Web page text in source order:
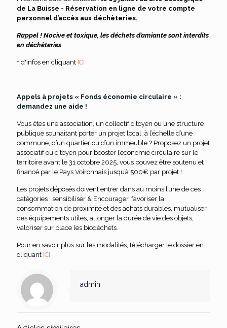
de La Buisse - Réservation en ligne de votre compte
personnel d’accès aux déchèteries.
Rappel ! Nocive et toxique, les déchets d’amiante sont interdits
en déchèteries
+ d'infos en cliquant ICI
Appels à projets « Fonds économie circulaire » :
demandez une aide !
Vous êtes une association, un collectif citoyen ou une structure
publique souhaitant porter un projet local, à l’échelle d’une
commune, d’un quartier ou d’un immeuble ? Proposez un projet
associatif ou citoyen pour booster l’économie circulaire sur le
territoire avant le 31 octobre 2025, vous pouvez être soutenu et
financé par le Pays Voironnais jusqu’à 500€ par projet !
Les projets déposés doivent entrer dans au moins l’une de ces
catégories : sensibiliser & Encourager, favoriser la
consommation de proximité et des achats durables, mutualiser
des équipements utiles, allonger la durée de vie des objets,
valoriser sur place les biodéchets.
Pour en savoir plus sur les modalités, télécharger le dossier en
cliquant ICI
admin